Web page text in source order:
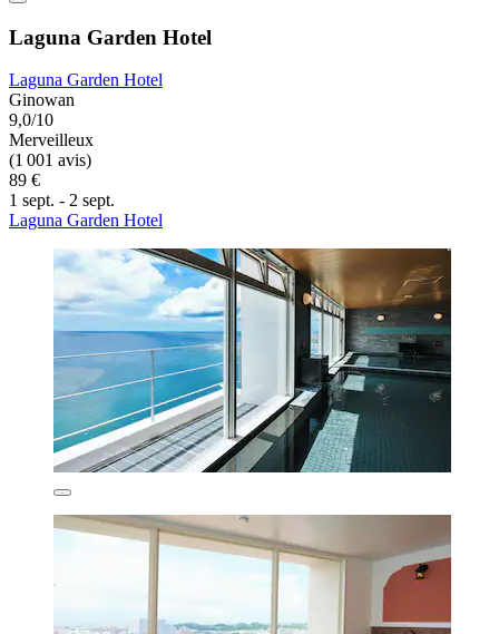
Laguna Garden Hotel
Laguna Garden Hotel
Ginowan
9,0/10
Merveilleux
(1 001 avis)
89 €
1 sept. - 2 sept.
Laguna Garden Hotel